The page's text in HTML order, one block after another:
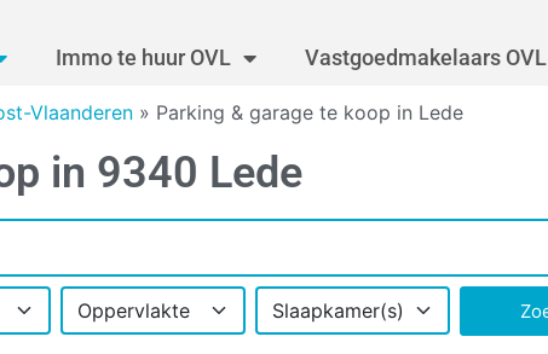
Immo te huur OVL Vastgoedmakelaars OVL
Vlaanderen » Parking & garage te koop in Lede
in 9340 Lede
Oppervlakte Slaapkamer(s)